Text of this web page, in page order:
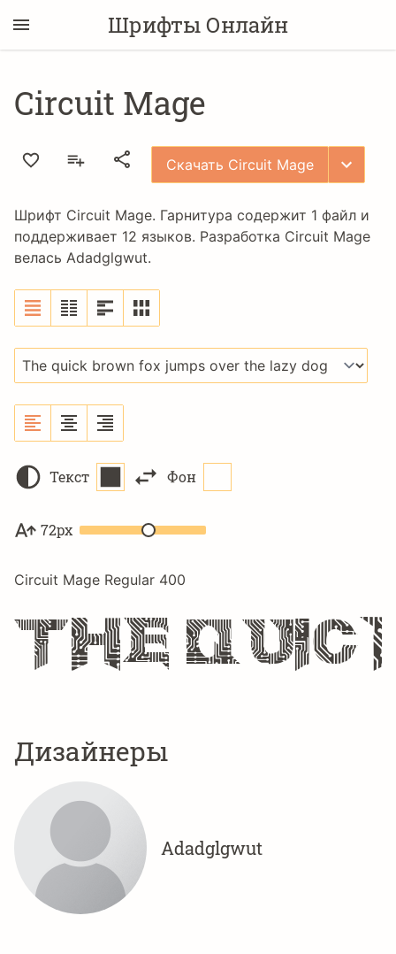
Шрифты Онлайн
Circuit Mage
Скачать Circuit Mage
Шрифт Circuit Mage. Гарнитура содержит 1 файл и
поддерживает 12 языков. Разработка Circuit Mage
велась Adadglgwut.
Текст Фон
72px
Circuit Mage Regular 400
The
Дизайнеры
Adadglgwut